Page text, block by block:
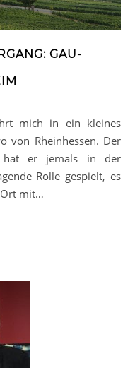
GAU-
von Rheinhessen. Der
hat er jemals in der
Rolle gespielt, es
Ort mit…